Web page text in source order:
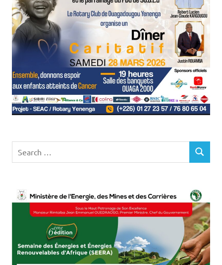
for:
SEARCH